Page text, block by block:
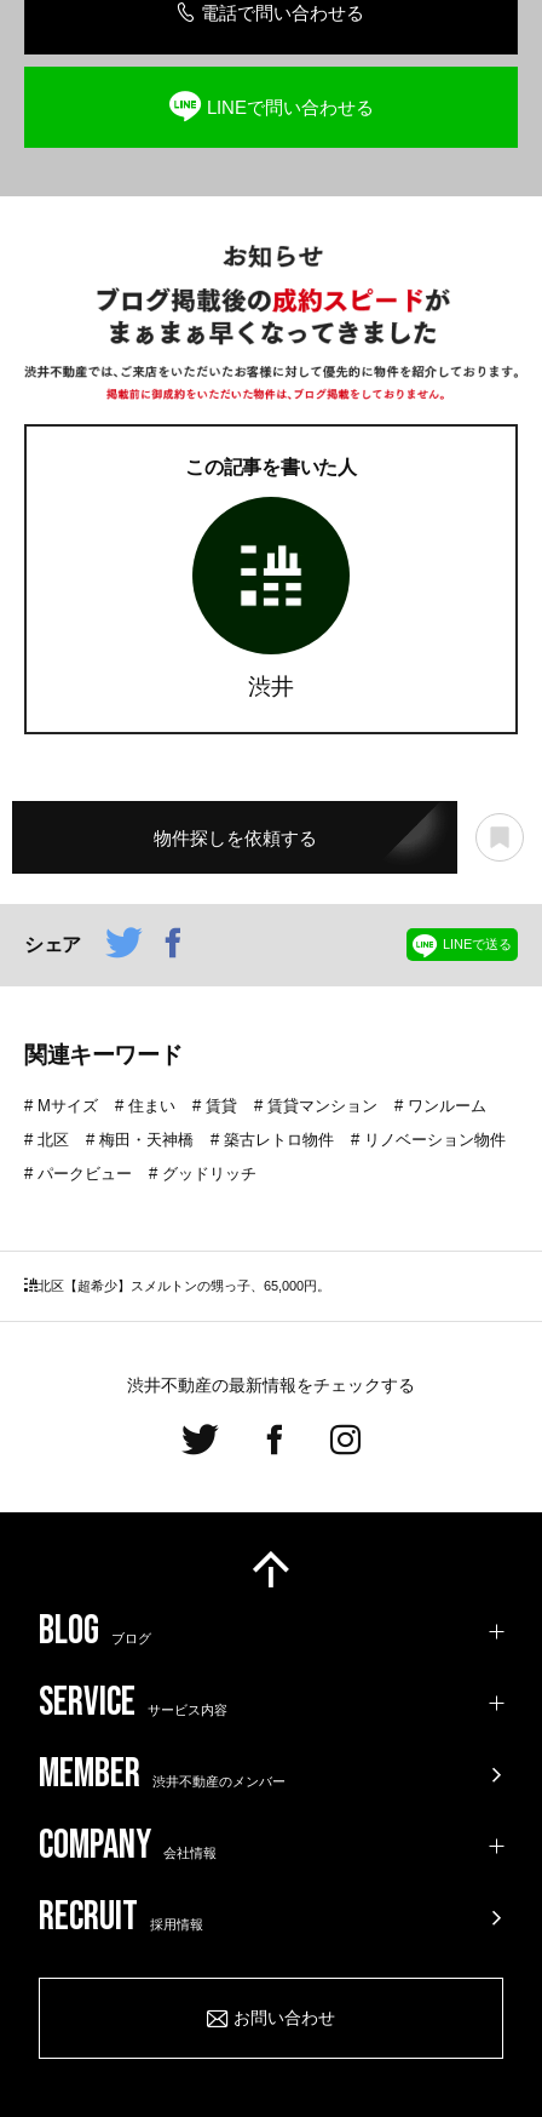
電話で問い合わせる
LINEで問い合わせる
この記事を書いた人
渋井
物件探しを依頼する
シェア LINEで送る
関連キーワード
Mサイズ 住まい 賃貸 賃貸マンション
ワンルーム
北区
梅田・天神橋 築古レトロ物件
リノベーション物件
パークビュー
グッドリッチ
【超希少】スメルトンの甥っ子、65,000円。
北区
渋井不動産の最新情報をチェックする
ブログ
サービス内容
渋井不動産のメンバー
会社情報
採用情報
お問い合わせ